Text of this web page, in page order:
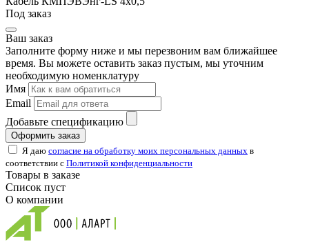
Под заказ
Ваш заказ
Заполните форму ниже и мы перезвоним вам ближайшее
время. Вы можете оставить заказ пустым, мы уточним
необходимую номенклатуру
Имя
Email
Добавьте спецификацию
Оформить заказ
Я даю согласие на обработку моих персональных данных в
соответствии с Политикой конфиденциальности
Товары в заказе
Список пуст
О компании